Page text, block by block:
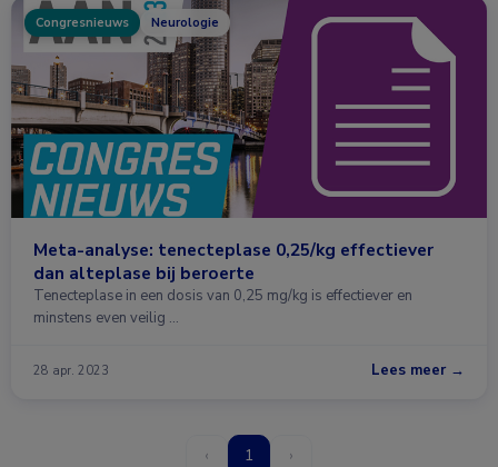
Congresnieuws Neurologie
Meta-analyse: tenecteplase 0,25/kg effectiever
dan alteplase bij beroerte
Tenecteplase in een dosis van 0,25 mg/kg is effectiever en
minstens even veilig …
28 apr. 2023 Lees meer →
‹ 1 ›